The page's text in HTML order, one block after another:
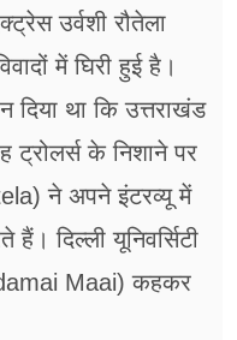
उर्वशी रौतेला
में घिरी हुई है।
था कि उत्तराखंड
ट्रोलर्स के निशाने पर
ने अपने इंटरव्यू में
दिल्ली यूनिवर्सिटी
Maai) कहकर